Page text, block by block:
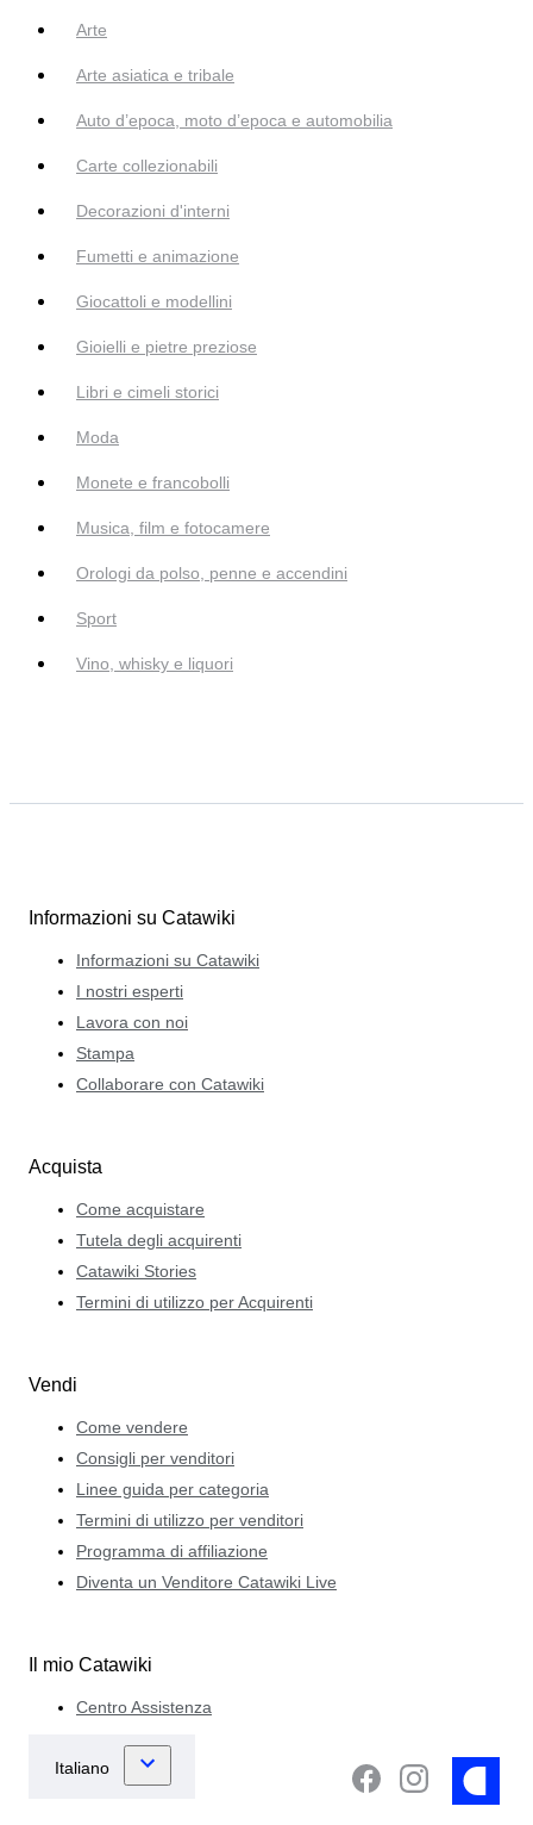
Arte
Arte asiatica e tribale
Auto d’epoca, moto d’epoca e automobilia
Carte collezionabili
Decorazioni d'interni
Fumetti e animazione
Giocattoli e modellini
Gioielli e pietre preziose
Libri e cimeli storici
Moda
Monete e francobolli
Musica, film e fotocamere
Orologi da polso, penne e accendini
Sport
Vino, whisky e liquori
Informazioni su Catawiki
Informazioni su Catawiki
I nostri esperti
Lavora con noi
Stampa
Collaborare con Catawiki
Acquista
Come acquistare
Tutela degli acquirenti
Catawiki Stories
Termini di utilizzo per Acquirenti
Vendi
Come vendere
Consigli per venditori
Linee guida per categoria
Termini di utilizzo per venditori
Programma di affiliazione
Diventa un Venditore Catawiki Live
Il mio Catawiki
Centro Assistenza